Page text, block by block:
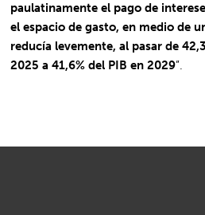
paulatinamente el pago de
el espacio de gasto, en medio de
reducía levemente, al pasar de
2025 a 41,6% del PIB en 2029”.